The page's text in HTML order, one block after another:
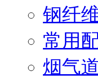
钢纤
常用
烟气道